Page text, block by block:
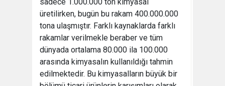
üretilirken, bugün bu rakam 400.000.000
tona ulaşmıştır. Farklı kaynaklarda farklı
rakamlar verilmekle beraber ve tüm
dünyada ortalama 80.000 ila 100.000
arasında kimyasalın kullanıldığı tahmin
edilmektedir. Bu kimyasalların büyük bir